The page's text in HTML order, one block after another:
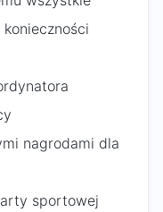
nagrodami dla
sportowej